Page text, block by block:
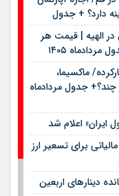
دارد؟ + جدول
الهیه | قیمت هر
۱۴۰۵
ماکسیما،
چند؟+ جدول مردادماه
ایران» اعلام شد
برای تسعیر ارز
دینارهای اربعین